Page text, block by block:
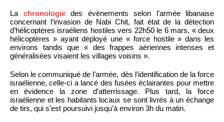
La chronologiedes évènements selon l’armée libanaise
concernant l’invasion de Nabi Chit, fait état de la détection
d’hélicoptères israéliens hostiles vers 22h50 le 6 mars, « deux
hélicoptères » ayant déployé une « force hostile » dans les
environs tandis que « des frappes aériennes intenses et
généralisées visaient les villages voisins ».
Selon le communiqué de l’armée, dès l’identification de la force
israélienne, celle-ci a lancé des fusées éclairantes pour mettre
en évidence la zone d’atterrissage. Plus tard, la force
israélienne et les habitants locaux se sont livrés à un échange
de tirs, qui s’est poursuivi jusqu’à environ 3h du matin.